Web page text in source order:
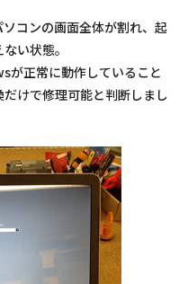
コンの画面全体が割れ、起
い状態。
が正常に動作していること
けで修理可能と判断しまし